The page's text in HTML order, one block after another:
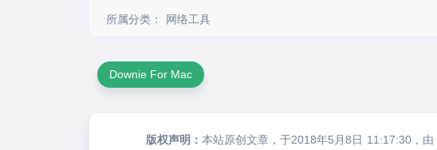
所属分类： 网络工具
Downie For Mac
版权声明： 本站原创文章，于2018年5月8日 11:17:30 ，由